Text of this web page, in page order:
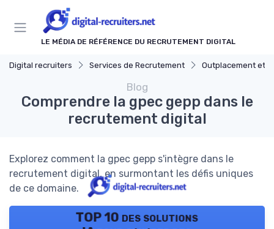
LE MÉDIA DE RÉFÉRENCE DU RECRUTEMENT DIGITAL
Digital recruiters Services de Recrutement Outplacement et
Blog
Comprendre la gpec gepp dans le
recrutement digital
Explorez comment la gpec gepp s'intègre dans le
recrutement digital, en surmontant les défis uniques
de ce domaine.
TOP 10 des solutions
Panneau de gestion des cookies